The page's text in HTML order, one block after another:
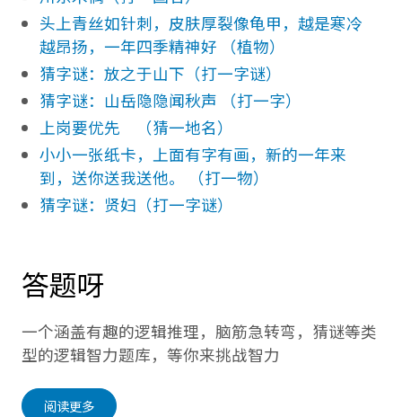
头上青丝如针刺，皮肤厚裂像龟甲，越是寒冷
越昂扬，一年四季精神好 （植物）
猜字谜：放之于山下（打一字谜）
猜字谜：山岳隐隐闻秋声 （打一字）
上岗要优先 （猜一地名）
小小一张纸卡，上面有字有画，新的一年来
到，送你送我送他。 （打一物）
猜字谜：贤妇（打一字谜）
答题呀
一个涵盖有趣的逻辑推理，脑筋急转弯，猜谜等类
型的逻辑智力题库，等你来挑战智力
阅读更多